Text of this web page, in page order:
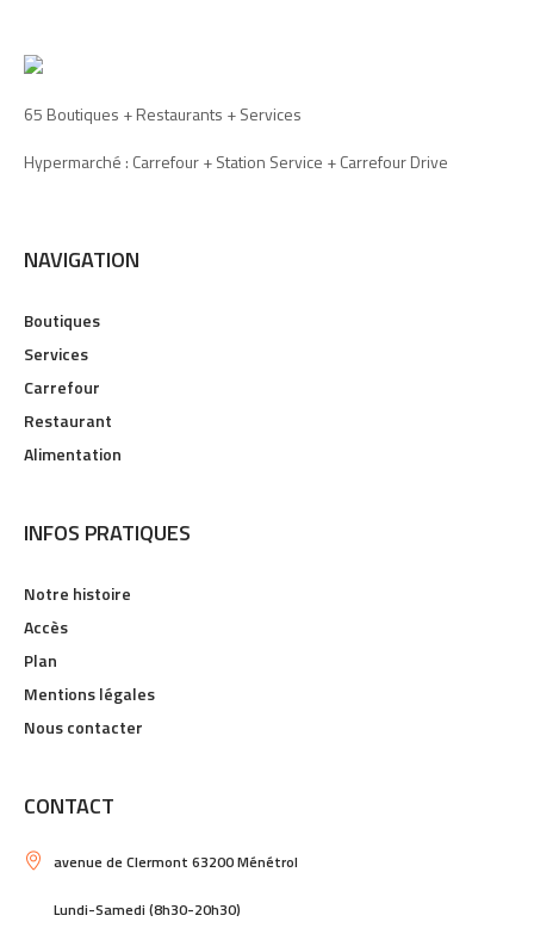
65 Boutiques + Restaurants + Services
Hypermarché : Carrefour + Station Service + Carrefour Drive
NAVIGATION
Boutiques
Services
Carrefour
Restaurant
Alimentation
INFOS PRATIQUES
Notre histoire
Accès
Plan
Mentions légales
Nous contacter
CONTACT
avenue de Clermont 63200 Ménétrol
Lundi-Samedi (8h30-20h30)